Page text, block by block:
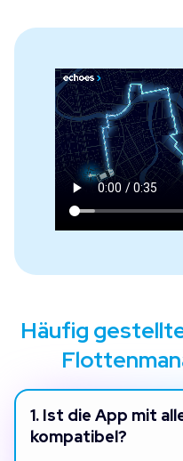
Häufig
1. Ist die App mit
kompatibel?